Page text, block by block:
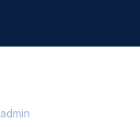
admin